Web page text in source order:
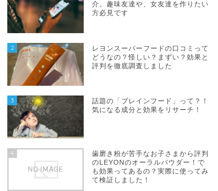
介。趣味友達や、女友達を作りたい
方必見です
2
レヨンスーパーフードの口コミって
どうなの？怪しい？まずい？効果と
評判を徹底調査しました
3
話題の「ブレインフード」って？！
気になる成分と効果をリサーチ！
4
歯磨き粉が苦手なお子さまから評判
のLEYONのオーラルパウダー！で
も効果ってあるの？実際に使ってみ
て検証しました！